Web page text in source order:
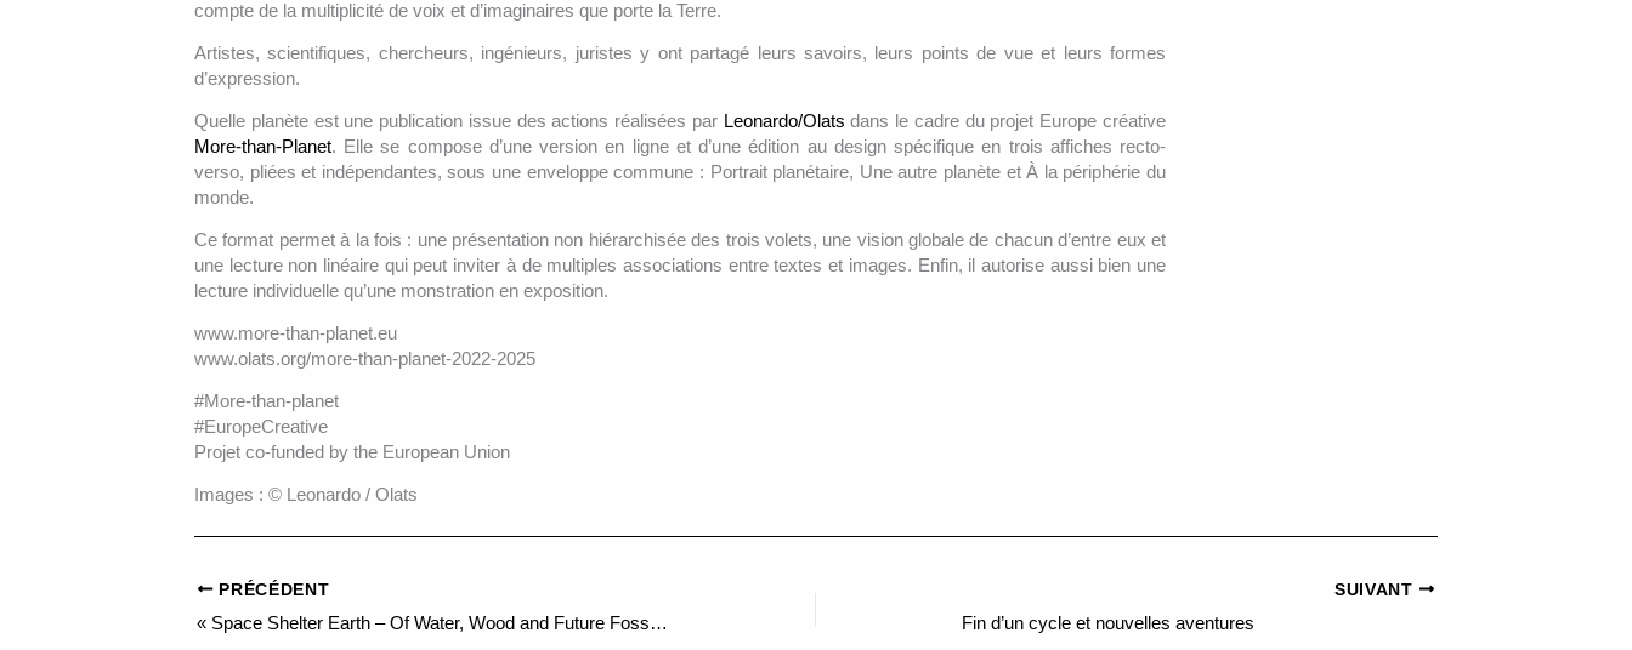
compte de la multiplicité de voix et d’imaginaires que porte la Terre.
Artistes, scientifiques, chercheurs, ingénieurs, juristes y ont partagé leurs savoirs, leurs points de vue et leurs formes
d’expression.
Quelle planète est une publication issue des actions réalisées par Leonardo/Olats dans le cadre du projet Europe créative
More-than-Planet. Elle se compose d’une version en ligne et d’une édition au design spécifique en trois affiches recto-
verso, pliées et indépendantes, sous une enveloppe commune : Portrait planétaire, Une autre planète et À la périphérie du
monde.
Ce format permet à la fois : une présentation non hiérarchisée des trois volets, une vision globale de chacun d’entre eux et
une lecture non linéaire qui peut inviter à de multiples associations entre textes et images. Enfin, il autorise aussi bien une
lecture individuelle qu’une monstration en exposition.
www.more-than-planet.eu
www.olats.org/more-than-planet-2022-2025
#More-than-planet
#EuropeCreative
Projet co-funded by the European Union
Images : © Leonardo / Olats
PRÉCÉDENT
« Space Shelter Earth – Of Water, Wood and Future Fossils – SSE-V-01 », Venise 2025
SUIVANT
Fin d’un cycle et nouvelles aventures